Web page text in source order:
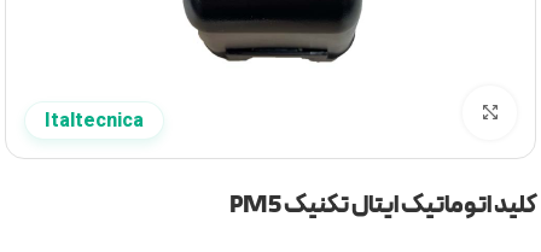
Italtecnica
کلید اتوماتیک ایتال تکنیک PM5